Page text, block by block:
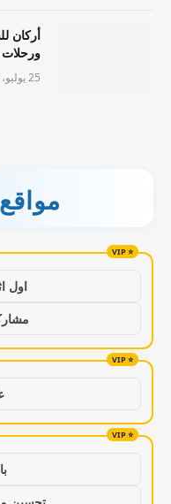
أركان
25 يوليو، 2026
اول